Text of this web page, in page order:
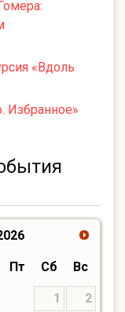
«Вдоль
Избранное»
Пт Сб Вс
1
2